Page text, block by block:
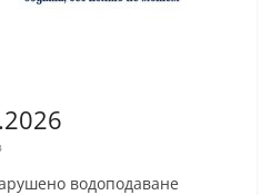
водоподаване